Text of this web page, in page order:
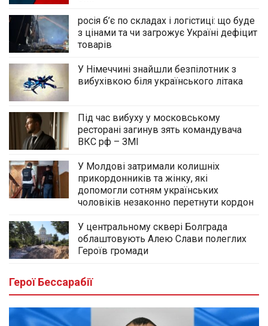
росія б’є по складах і логістиці: що буде
з цінами та чи загрожує Україні дефіцит
товарів
У Німеччині знайшли безпілотник з
вибухівкою біля українського літака
Під час вибуху у московському
ресторані загинув зять командувача
ВКС рф – ЗМІ
У Молдові затримали колишніх
прикордонників та жінку, які
допомогли сотням українських
чоловіків незаконно перетнути кордон
У центральному сквері Болграда
облаштовують Алею Слави полеглих
Героїв громади
Герої Бессарабії